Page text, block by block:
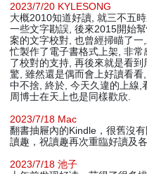
2023/7/20 KYLESONG
大概2010知道好讀, 就三不五
一些文字勘誤, 後來2015開始
案的文字校對, 也曾經掃瞄了
忙製作了電子書格式上架, 非
了校對的支持, 再後來就是看
驚, 雖然還是偶而會上好讀看
中不捨, 終於, 今天久違的上線,
周博士在天上也是同樣歡欣.
2023/7/18 Mac
翻書抽屜內的Kindle，很舊沒
讀趣，祝讀趣再次重臨好讀及各
2023/7/18 池子